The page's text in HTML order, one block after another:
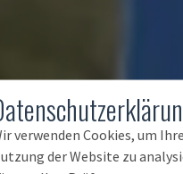
verwenden Cookies, um
der Website zu